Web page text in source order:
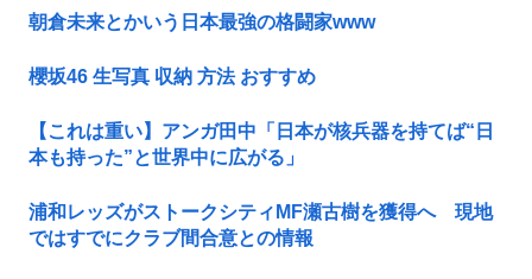
朝倉未来とかいう日本最強の格闘家www
櫻坂46 生写真 収納 方法 おすすめ
【これは重い】アンガ田中「日本が核兵器を持てば“日
本も持った”と世界中に広がる」
浦和レッズがストークシティMF瀬古樹を獲得へ 現地
ではすでにクラブ間合意との情報